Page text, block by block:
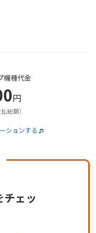
機種代金
円
総額）
ションする
ェッ